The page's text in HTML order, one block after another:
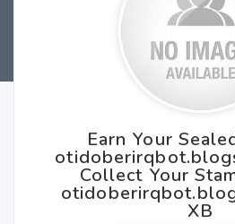
Earn Your
Collect Your
XB